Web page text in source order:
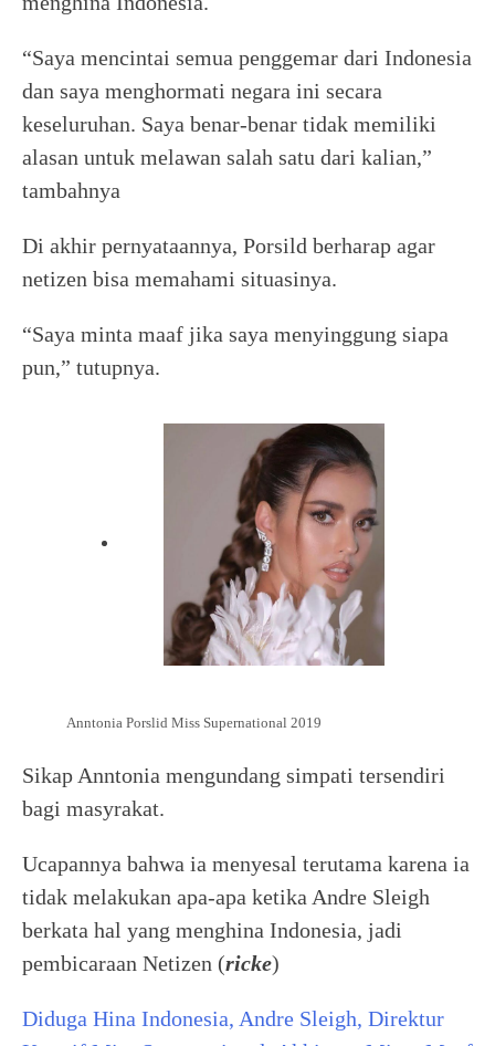
“Saya mencintai semua penggemar dari Indonesia
dan saya menghormati negara ini secara
keseluruhan. Saya benar-benar tidak memiliki
alasan untuk melawan salah satu dari kalian,”
tambahnya
Di akhir pernyataannya, Porsild berharap agar
netizen bisa memahami situasinya.
“Saya minta maaf jika saya menyinggung siapa
pun,” tutupnya.
Anntonia Porslid Miss Supernational 2019
Sikap Anntonia mengundang simpati tersendiri
bagi masyrakat.
Ucapannya bahwa ia menyesal terutama karena ia
tidak melakukan apa-apa ketika Andre Sleigh
berkata hal yang menghina Indonesia, jadi
pembicaraan Netizen (ricke)
Diduga Hina Indonesia, Andre Sleigh, Direktur